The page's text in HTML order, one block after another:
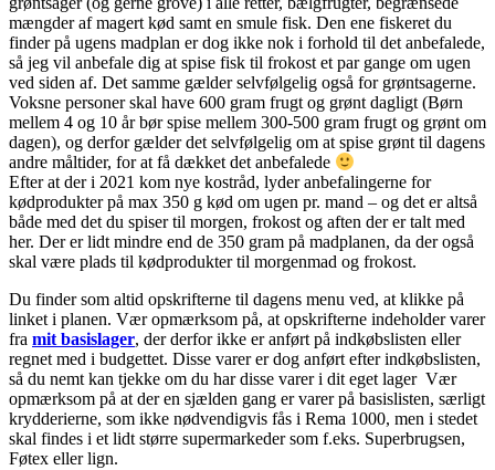
mængder af magert kød samt en smule fisk. Den ene fiskeret du
finder på ugens madplan er dog ikke nok i forhold til det anbefalede,
så jeg vil anbefale dig at spise fisk til frokost et par gange om ugen
ved siden af. Det samme gælder selvfølgelig også for grøntsagerne.
Voksne personer skal have 600 gram frugt og grønt dagligt (Børn
mellem 4 og 10 år bør spise mellem 300-500 gram frugt og grønt om
dagen), og derfor gælder det selvfølgelig om at spise grønt til dagens
andre måltider, for at få dækket det anbefalede
Efter at der i 2021 kom nye kostråd, lyder anbefalingerne for
kødprodukter på max 350 g kød om ugen pr. mand – og det er altså
både med det du spiser til morgen, frokost og aften der er talt med
her. Der er lidt mindre end de 350 gram på madplanen, da der også
skal være plads til kødprodukter til morgenmad og frokost.
Du finder som altid opskrifterne til dagens menu ved, at klikke på
linket i planen. Vær opmærksom på, at opskrifterne indeholder varer
fra mit basislager, der derfor ikke er anført på indkøbslisten eller
regnet med i budgettet. Disse varer er dog anført efter indkøbslisten,
så du nemt kan tjekke om du har disse varer i dit eget lager Vær
opmærksom på at der en sjælden gang er varer på basislisten, særligt
krydderierne, som ikke nødvendigvis fås i Rema 1000, men i stedet
skal findes i et lidt større supermarkeder som f.eks. Superbrugsen,
Føtex eller lign.